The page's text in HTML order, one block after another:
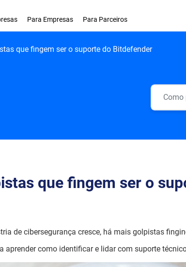
Para Empresas Para Parceiros
que fingem ser o suporte do Bitdefender
que fingem ser o
de cibersegurança cresce, há mais golpistas
aprender como identificar e lidar com suporte